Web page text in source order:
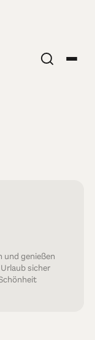
und genießen
sicher